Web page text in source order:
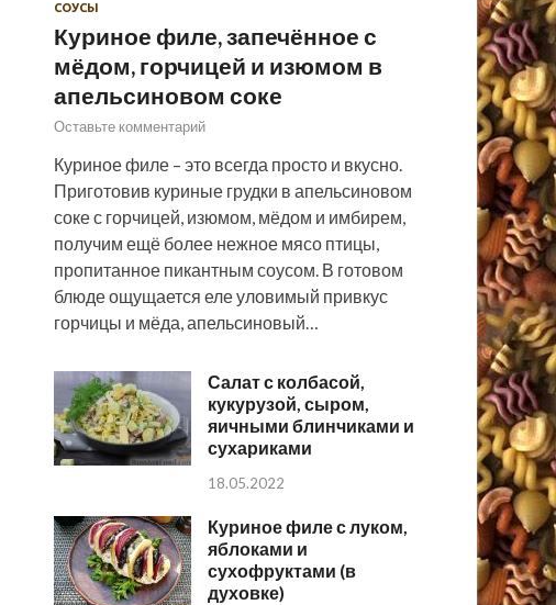
СОУСЫ
Куриное филе, запечённое с
мёдом, горчицей и изюмом в
апельсиновом соке
Оставьте комментарий
Куриное филе – это всегда просто и вкусно.
Приготовив куриные грудки в апельсиновом
соке с горчицей, изюмом, мёдом и имбирем,
получим ещё более нежное мясо птицы,
пропитанное пикантным соусом. В готовом
блюде ощущается еле уловимый привкус
горчицы и мёда, апельсиновый…
Салат с колбасой,
кукурузой, сыром,
яичными блинчиками и
сухариками
18.05.2022
Куриное филе с луком,
яблоками и
сухофруктами (в
духовке)